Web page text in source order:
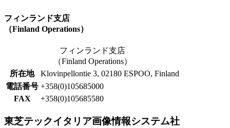
フィンランド支店
（Finland Operations）
フィンランド支店
（Finland Operations）
所在地
Klovinpellontie 3, 02180 ESPOO, Finland
電話番号 +358(0)105685000
FAX
+358(0)105685580
東芝テックイタリア画像情報システム社